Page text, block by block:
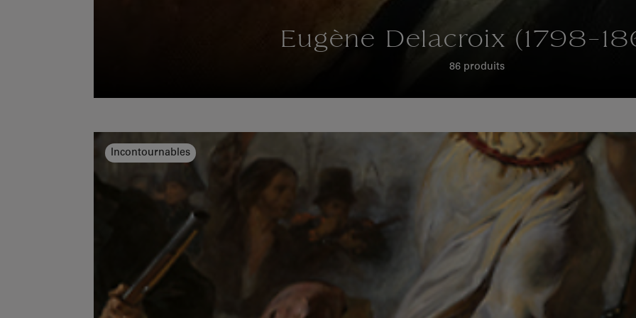
Eugène Delacroix (1798-
86 produits
Incontournables